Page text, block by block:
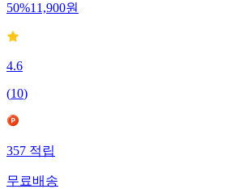
50%11,900원
4.6
(10)
357 적립
무료배송